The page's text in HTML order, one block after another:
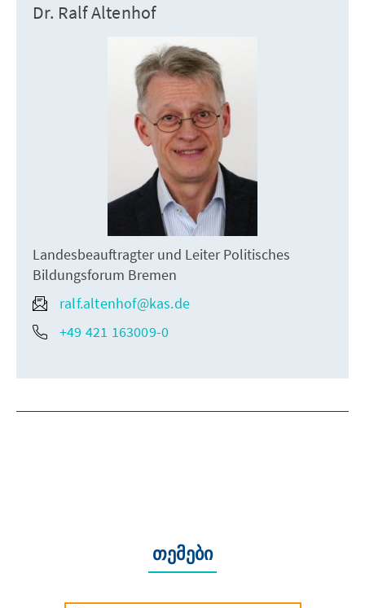
Dr. Ralf Altenhof
Landesbeauftragter und Leiter Politisches
Bildungsforum Bremen
ralf.altenhof@kas.de
+49 421 163009-0
თემები